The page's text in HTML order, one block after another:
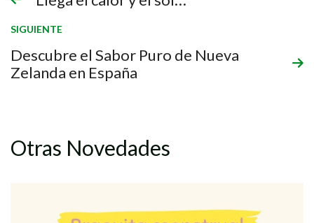
SIGUIENTE
Descubre el Sabor Puro de Nueva
Zelanda en España
Otras Novedades